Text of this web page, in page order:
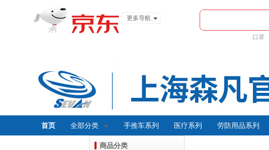
更多导航
口罩
首页 全部分类 手推车系列 医疗系列 劳防用品系列
商品分类